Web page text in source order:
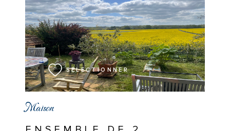
Maison
SÉLECTIONNER
VOIR LE BIEN